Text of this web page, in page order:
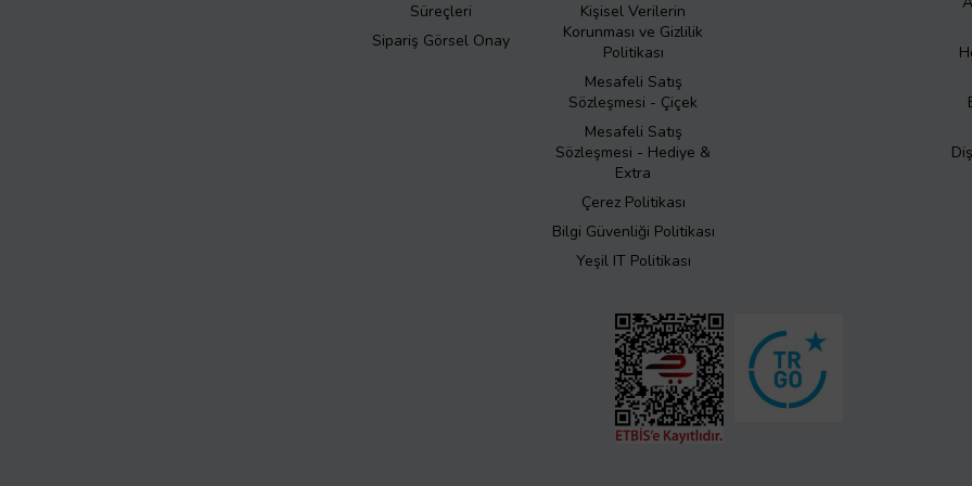
Süreçleri
Sipariş Görsel Onay
Kişisel Verilerin
Korunması ve Gizlilik
Politikası
Mesafeli Satış
Sözleşmesi - Çiçek
Mesafeli Satış
Sözleşmesi - Hediye &
Extra
Çerez Politikası
Bilgi Güvenliği Politikası
Yeşil IT Politikası